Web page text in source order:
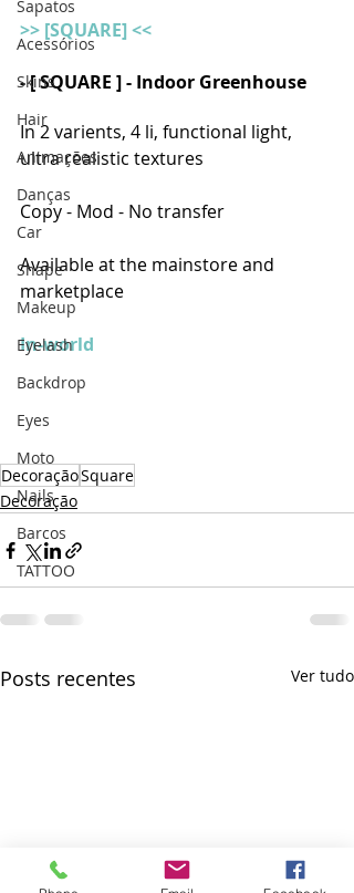
Sapatos
Acessórios
Skins
Hair
Animações
Danças
Car
Shape
Makeup
Eyelash
Backdrop
Eyes
Moto
Nails
Barcos
TATTOO
>> [SQUARE] <<
- [ SQUARE ] - Indoor Greenhouse
In 2 varients, 4 li, functional light,
ultra realistic textures
Copy - Mod - No transfer
Available at the mainstore and
marketplace
In-world
DecoraçãoSquare
Decoração
Posts recentes Ver tudo